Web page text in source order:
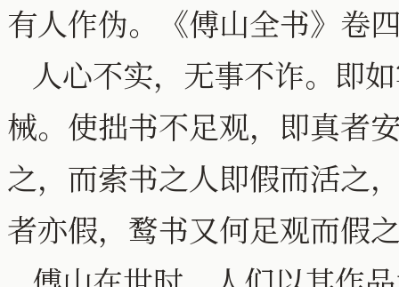
有人作伪。《傅山全书》卷
人心不实，无事不诈。即
械。使拙书不足观，即真者
之，而索书之人即假而活之
者亦假，鹜书又何足观而假